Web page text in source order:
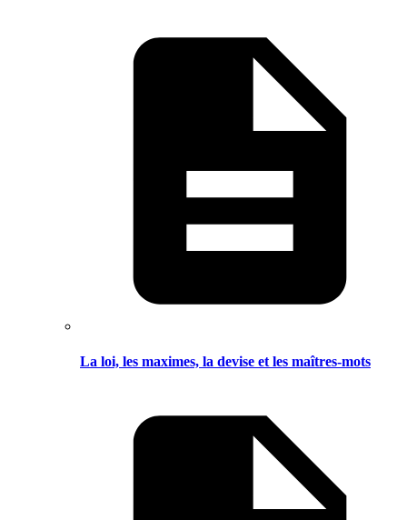
La loi, les maximes, la devise et les maîtres-mots